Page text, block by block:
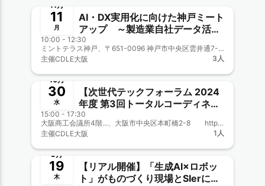
11月
11
月
AI・DX実用化に向けた神戸ミート
アップ ～製造業自社データ活用
の基礎から実用まで～ 兼CDLE
大阪Meetup#35
10:00 - 12:30
ミントテラス神戸、〒651-0096 神戸市中央区雲井通7-1-1 ミント神戸17F
主催CDLE大阪 3人
終了
10月
30
水
【次世代テックフォーラム 2024
年度 第3回トータルコーディネー
ト会議(大阪商工会議所主催) 兼
CDLE大阪Meetup#34】
15:00 - 17:30
大阪商工会議所4階...、大阪市中央区本町橋2-8 https://www.osaka.cci.or.jp/access/access_cci.html
主催CDLE大阪 1人
終了
9月
19
木
【リアル開催】「生成AI×ロボッ
ト」がものづくり現場とSIerに与